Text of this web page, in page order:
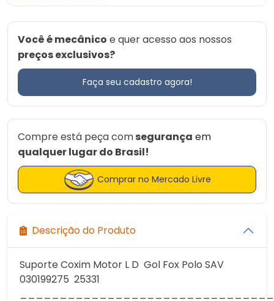
Você é mecânico e quer acesso aos nossos
preços exclusivos?
Faça seu cadastro agora!
Compre está peça comsegurança em
qualquer lugar do Brasil!
Comprar no Mercado Livre
Descrição do Produto
Suporte Coxim Motor L D Gol Fox Polo SAV
030199275 25331